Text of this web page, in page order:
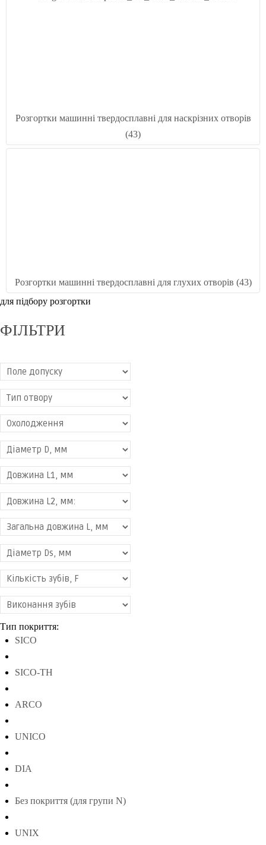
Розгортки машинні твердосплавні для наскрізних отворів
(43)
Розгортки машинні твердосплавні для глухих отворів (43)
для підбору розгортки
ФІЛЬТРИ
Тип покриття:
SICO
SICO-TH
ARCO
UNICO
DIA
Без покриття (для групи N)
UNIX